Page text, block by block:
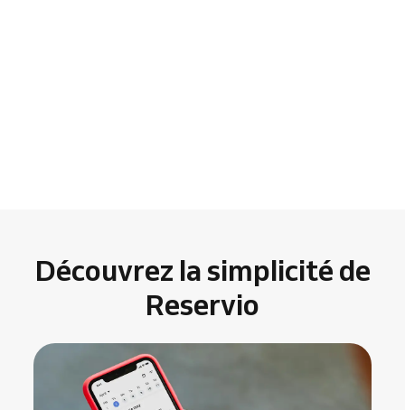
Découvrez la simplicité de
Reservio